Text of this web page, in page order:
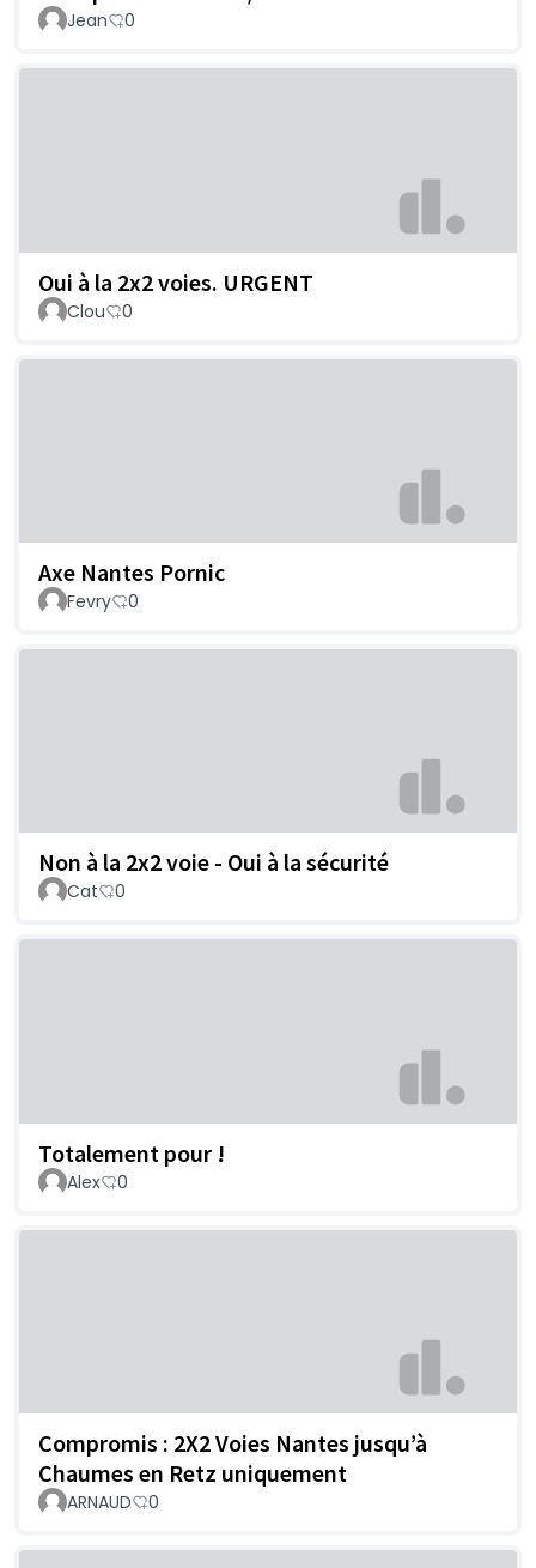
Jean 0
Oui à la 2x2 voies. URGENT
Clou 0
Axe Nantes Pornic
Fevry 0
Non à la 2x2 voie - Oui à la sécurité
Cat 0
Totalement pour !
Alex 0
Compromis : 2X2 Voies Nantes jusqu’à
Chaumes en Retz uniquement
ARNAUD 0